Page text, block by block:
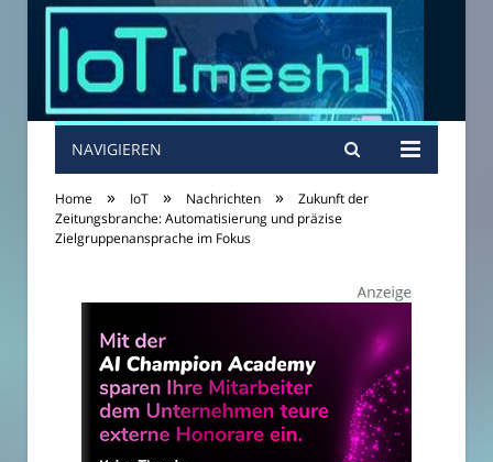
NAVIGIEREN
Home » IoT » Nachrichten »
Zukunft der
Zeitungsbranche: Automatisierung und präzise
Zielgruppenansprache im Fokus